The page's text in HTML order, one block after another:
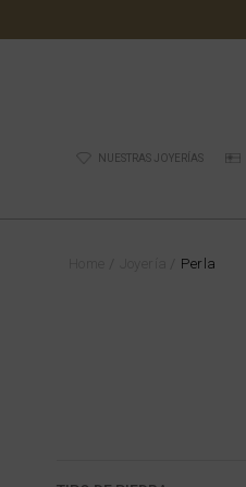
NUESTRAS JOYERÍAS
Perla